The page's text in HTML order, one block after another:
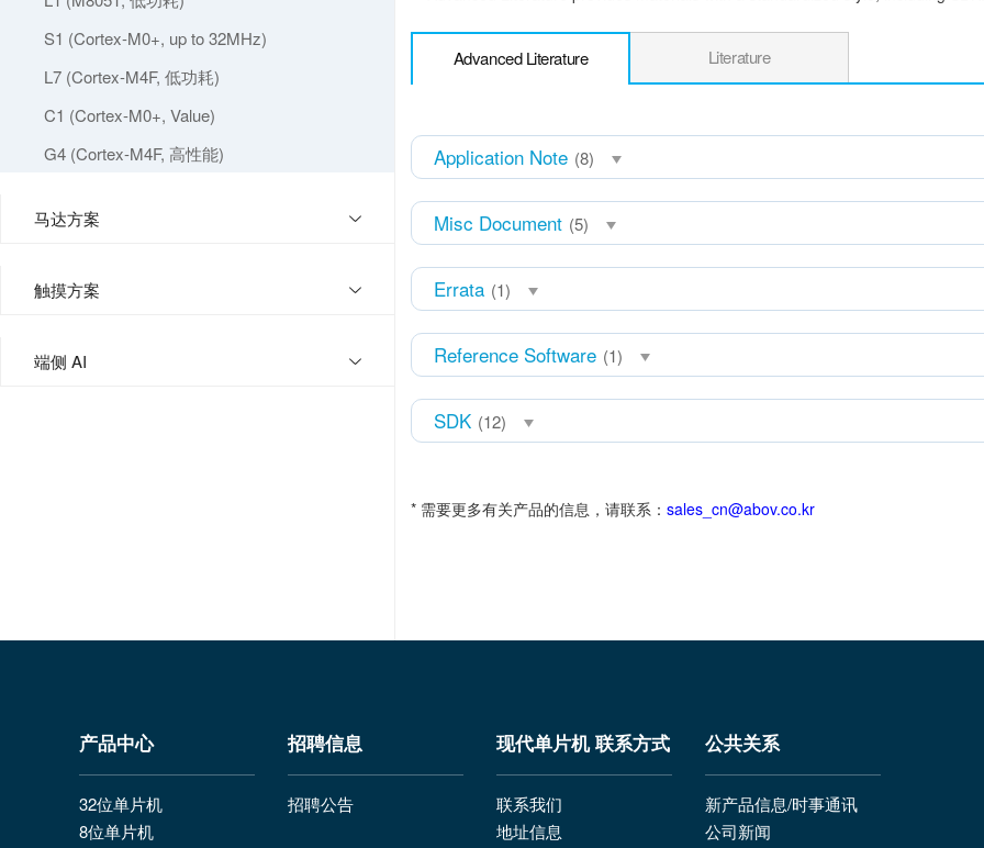
S1 (Cortex-M0+, up to 32MHz)
L7 (Cortex-M4F, 低功耗)
C1 (Cortex-M0+, Value)
G4 (Cortex-M4F, 高性能)
马达方案
触摸方案
端侧 AI
Advanced Literature Literature
Application Note (8)
Misc Document (5)
Errata (1)
Reference Software (1)
SDK (12)
* 需要更多有关产品的信息，请联系： sales_cn@abov.co.kr
产品中心
32位单片机
8位单片机
招聘信息
招聘公告
现代单片机 联系方式
联系我们
地址信息
公共关系
新产品信息/时事通讯
公司新闻